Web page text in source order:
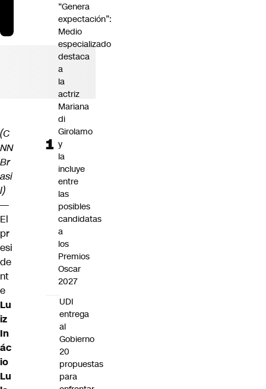
(C
NN
Br
asi
l)
—
El
pr
esi
de
nt
e
Lu
iz
In
ác
io
Lu
“Genera
expectación”:
Medio
especializado
destaca
a
la
actriz
Mariana
di
Girolamo
y
la
incluye
entre
las
posibles
candidatas
a
los
Premios
Oscar
2027
UDI
entrega
al
Gobierno
20
propuestas
para